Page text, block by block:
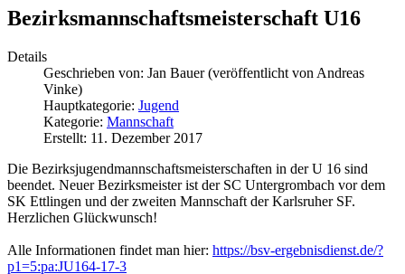
Bezirksmannschaftsmeisterschaft U16
Details
Geschrieben von: Jan Bauer (veröffentlicht von Andreas
Vinke)
Hauptkategorie: Jugend
Kategorie: Mannschaft
Erstellt: 11. Dezember 2017
Die Bezirksjugendmannschaftsmeisterschaften in der U 16 sind
beendet. Neuer Bezirksmeister ist der SC Untergrombach vor dem
SK Ettlingen und der zweiten Mannschaft der Karlsruher SF.
Herzlichen Glückwunsch!
Alle Informationen findet man hier: https://bsv-ergebnisdienst.de/?
p1=5:pa:JU164-17-3